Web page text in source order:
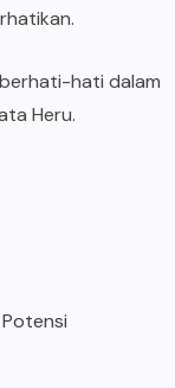
hati dalam
Heru.